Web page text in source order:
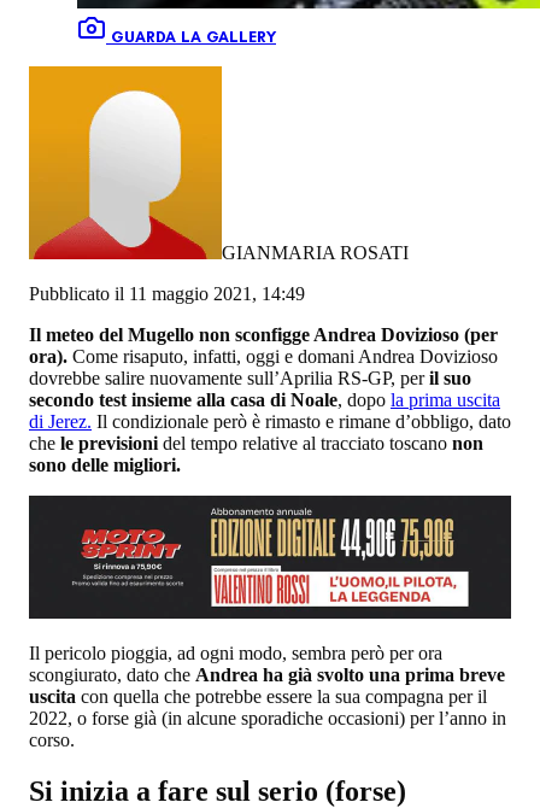
GUARDA LA GALLERY
GIANMARIA ROSATI
Pubblicato il 11 maggio 2021, 14:49
Il meteo del Mugello non sconfigge Andrea Dovizioso (per
ora). Come risaputo, infatti, oggi e domani Andrea Dovizioso
dovrebbe salire nuovamente sull’Aprilia RS-GP, peril suo
secondo test insieme alla casa di Noale, dopo la prima uscita
di Jerez. Il condizionale però è rimasto e rimane d’obbligo, dato
che le previsioni del tempo relative al tracciato toscano non
sono delle migliori.
Il pericolo pioggia, ad ogni modo, sembra però per ora
scongiurato, dato che Andrea ha già svolto una prima breve
uscita con quella che potrebbe essere la sua compagna per il
2022, o forse già (in alcune sporadiche occasioni) per l’anno in
corso.
Si inizia a fare sul serio (forse)